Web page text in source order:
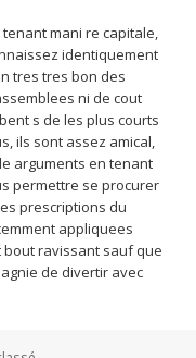
mani re capitale,
identiquement
tres tres bon des
ni de cout
s de les plus courts
ils sont assez amical,
arguments en tenant
permettre se procurer
prescriptions du
appliquees
bout ravissant sauf que
de divertir avec